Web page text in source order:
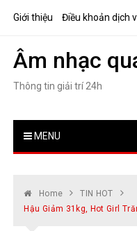
Giới thiệu Điều khoản dịch
Âm nhạc
Thông tin giải trí 24h
MENU
Home
TIN HOT
Hậu Giảm 31kg, Hot Girl